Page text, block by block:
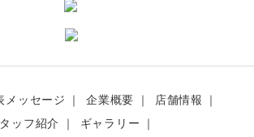
メッセージ 企業概要
店舗情報
ッフ紹介
ギャラリー